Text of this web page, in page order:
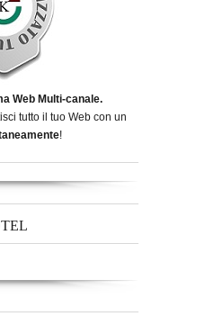
Web Multi-canale.
tutto il tuo Web con un
!